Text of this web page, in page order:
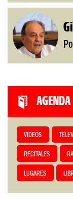
AGENDA
VIDEOS
RECITALES
LUGARES